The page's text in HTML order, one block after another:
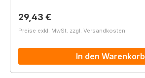
Regulärer Preis:
29,43 €
Preise exkl. MwSt. zzgl. Versandkosten
In den Warenkorb